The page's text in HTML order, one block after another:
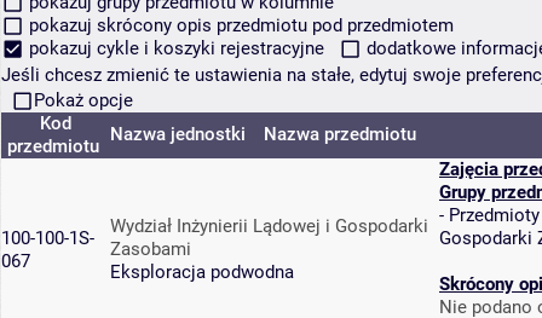
pokazuj skrócony opis przedmiotu pod przedmiotem
pokazuj cykle i koszyki rejestracyjne
dodatkowe
Jeśli chcesz zmienić te ustawienia na stałe, edytuj swoje
Pokaż opcje
Kod
przedmiotu
Nazwa jednostki Nazwa przedmiotu
100-100-1S-
067
Wydział Inżynierii Lądowej i Gospodarki
Zasobami
Eksploracja podwodna
Zajęcia
Grupy
-
Gospodarki
Skrócony
Nie podano